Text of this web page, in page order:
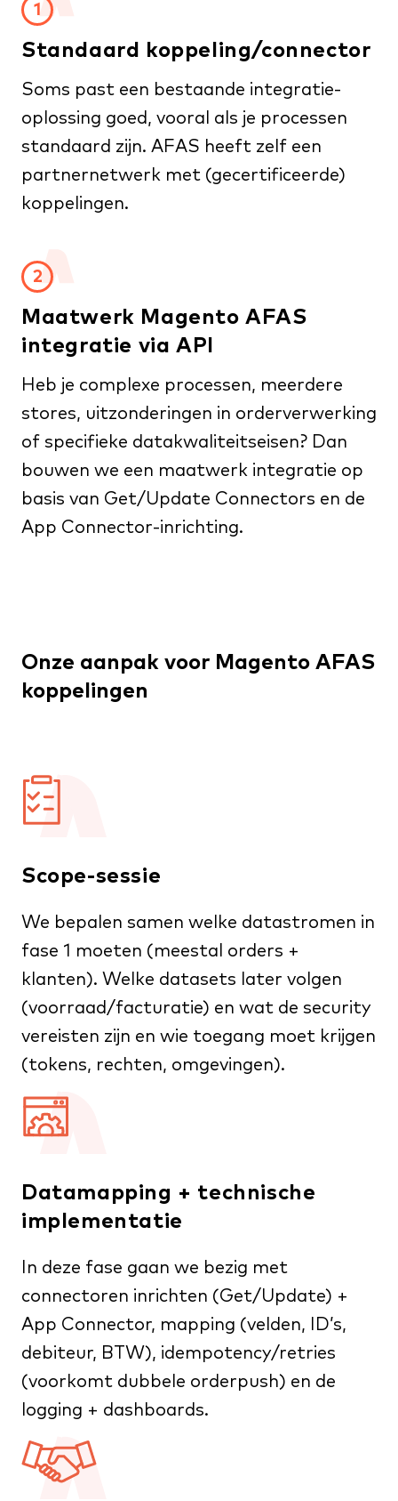
1
Standaard koppeling/connector
Soms past een bestaande integratie-
oplossing goed, vooral als je processen
standaard zijn. AFAS heeft zelf een
partnernetwerk met (gecertificeerde)
koppelingen.
2
Maatwerk Magento AFAS
integratie via API
Heb je complexe processen, meerdere
stores, uitzonderingen in orderverwerking
of specifieke datakwaliteitseisen? Dan
bouwen we een maatwerk integratie op
basis van Get/Update Connectors en de
App Connector-inrichting.
Onze aanpak voor Magento AFAS
koppelingen
Scope-sessie
We bepalen samen welke datastromen in
fase 1 moeten (meestal orders +
klanten). Welke datasets later volgen
(voorraad/facturatie) en wat de security
vereisten zijn en wie toegang moet krijgen
(tokens, rechten, omgevingen).
Datamapping + technische
implementatie
In deze fase gaan we bezig met
connectoren inrichten (Get/Update) +
App Connector, mapping (velden, ID’s,
debiteur, BTW), idempotency/retries
(voorkomt dubbele orderpush) en de
logging + dashboards.